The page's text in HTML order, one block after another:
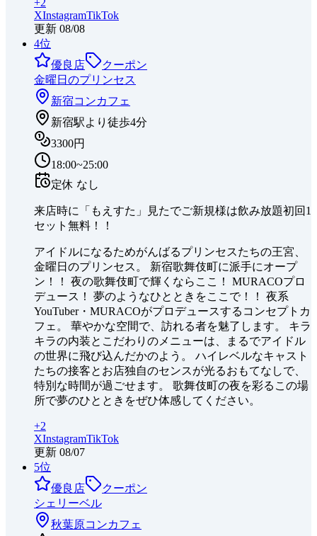
+2
XInstagramTikTok
更新 08/08
4位
優良店
クーポン
金曜日のプリンセス
新宿コンカフェ
新宿駅より徒歩4分
3300円
18:00~25:00
定休 なし
来店時に「もえすた」見たでご新規様は飲み放題初回1
セット無料！！
アイドルになるためがんばるプリンセスたちの王宮、
金曜日のプリンセス。 新宿歌舞伎町に派手にオープ
ン！！ 夜の歌舞伎町で輝くならここ！ MURACOプロ
デュース！ 夢のようなひとときをここで！！ 夜系
YouTuber・MURACOがプロデュースするコンセプトカ
フェ。 華やかな空間で、訪れる者を魅了します。 キラ
キラの内装とこだわりのメニューは、まるでアイドル
の世界に飛び込んだかのよう。 ハイレベルなキャスト
たちの接客とお店独自のセンスが光るおもてなしで、
特別な時間が過ごせます。 歌舞伎町の夜を彩るこの場
所で夢のひとときをぜひ体感してください。
+2
XInstagramTikTok
更新 08/07
5位
優良店
クーポン
シェリーベル
秋葉原コンカフェ